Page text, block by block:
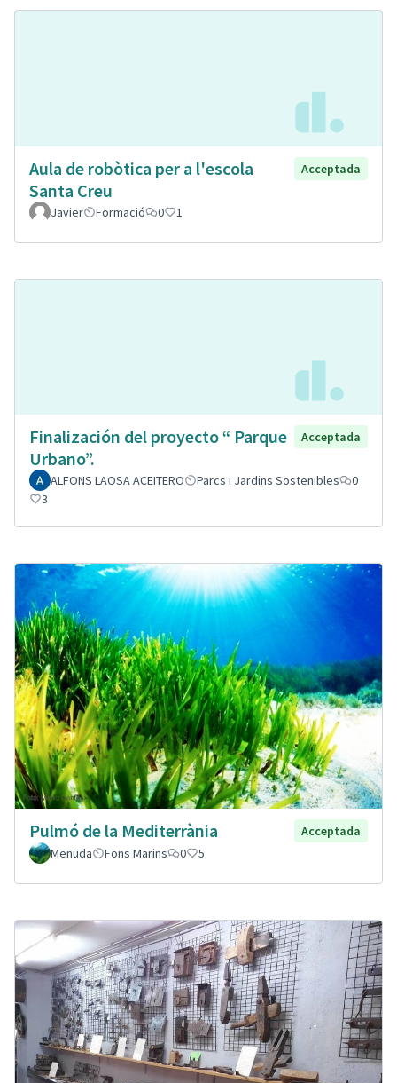
Aula de robòtica per a l'escola
Santa Creu
Acceptada
Javier Formació 0 1
Finalización del proyecto “ Parque
Urbano”.
Acceptada
ALFONS LAOSA ACEITERO Parcs i Jardins Sostenibles
0
3
Pulmó de la Mediterrània
Acceptada
Menuda
Fons Marins 0 5